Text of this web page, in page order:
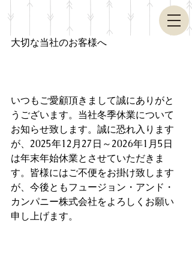
大切な当社のお客様へ
いつもご愛顧頂きまして誠にありがと
うございます。当社冬季休業について
お知らせ致します。誠に恐れ入ります
が、2025年12月27日～2026年1月5日
は年末年始休業とさせていただきま
す。皆様にはご不便をお掛け致します
が、今後ともフュージョン・アンド・
カンパニー株式会社をよろしくお願い
申し上げます。